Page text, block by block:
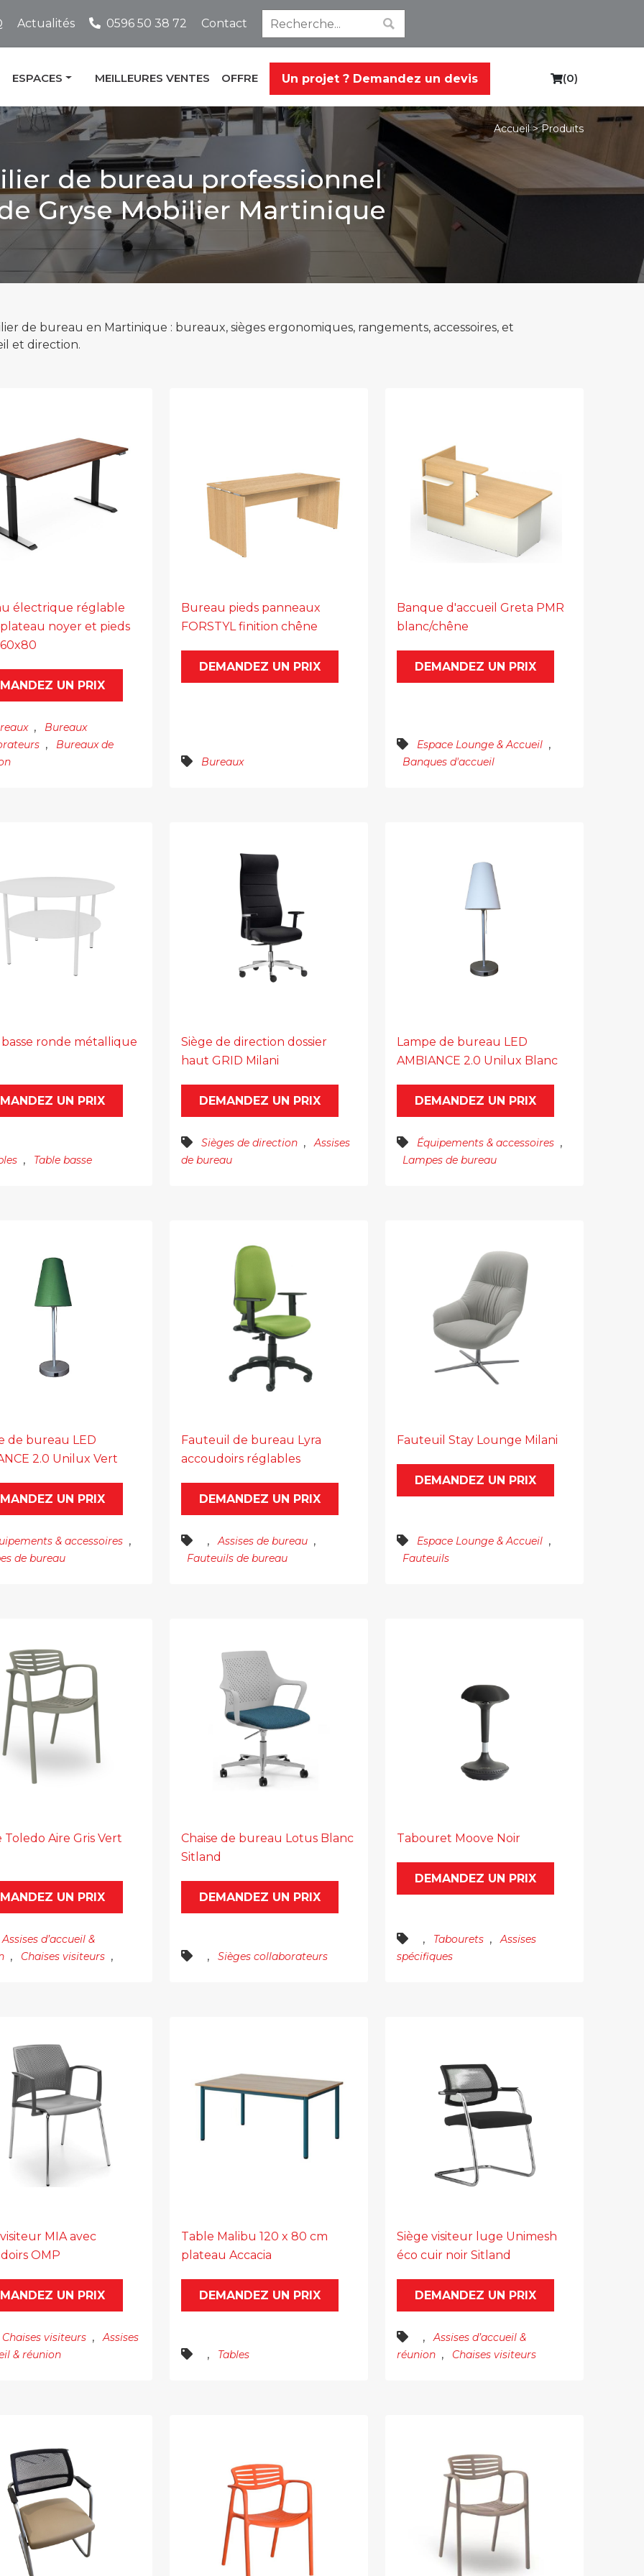
Actualités 0596 50 38 72 Contact
ESPACES MEILLEURES VENTES OFFRE Un projet ? Demandez un devis
C
r
t
(0)
Accueil >Produits
de bureau professionnel
Gryse Mobilier Martinique
de bureau en Martinique : bureaux, sièges ergonomiques, rangements, accessoires, et
et direction.
électrique réglable
noyer et pieds
UN PRIX
,
Bureaux
,
Bureaux de
Bureau pieds panneaux
FORSTYL finition chêne
DEMANDEZ UN PRIX
Bureaux
Banque d'accueil Greta PMR
blanc/chêne
DEMANDEZ UN PRIX
Espace Lounge & Accueil ,
Banques d'accueil
ronde métallique
UN PRIX
, Table basse
Siège de direction dossier
haut GRID Milani
DEMANDEZ UN PRIX
Sièges de direction ,
Assises
de bureau
Lampe de bureau LED
AMBIANCE 2.0 Unilux Blanc
DEMANDEZ UN PRIX
Équipements & accessoires ,
Lampes de bureau
de bureau LED
2.0 Unilux Vert
UN PRIX
& accessoires ,
de bureau
Fauteuil de bureau Lyra
accoudoirs réglables
DEMANDEZ UN PRIX
, Assises de bureau ,
Fauteuils de bureau
Fauteuil Stay Lounge Milani
DEMANDEZ UN PRIX
Espace Lounge & Accueil ,
Fauteuils
Toledo Aire Gris Vert
UN PRIX
Assises d’accueil &
, Chaises visiteurs ,
Chaise de bureau Lotus Blanc
Sitland
DEMANDEZ UN PRIX
, Sièges collaborateurs
Tabouret Moove Noir
DEMANDEZ UN PRIX
, Tabourets ,
Assises
spécifiques
MIA avec
OMP
UN PRIX
Chaises visiteurs ,
Assises
& réunion
Table Malibu 120 x 80 cm
plateau Accacia
DEMANDEZ UN PRIX
, Tables
Siège visiteur luge Unimesh
éco cuir noir Sitland
DEMANDEZ UN PRIX
,
Assises d’accueil &
réunion , Chaises visiteurs